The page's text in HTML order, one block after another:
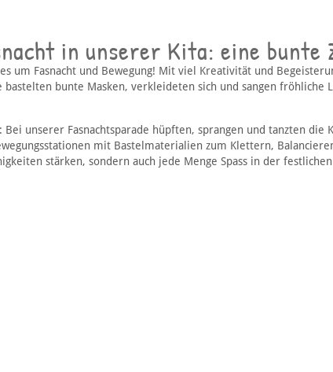
in unserer Kita: eine bunte
um Fasnacht und Bewegung! Mit viel Kreativität und
bunte Masken, verkleideten sich und sangen fröhliche
Bei unserer Fasnachtsparade hüpften, sprangen und tanzten die
mit Bastelmaterialien zum Klettern,
stärken, sondern auch jede Menge Spass in der